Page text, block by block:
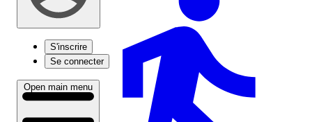
S'inscrire
Se connecter
Open main menu